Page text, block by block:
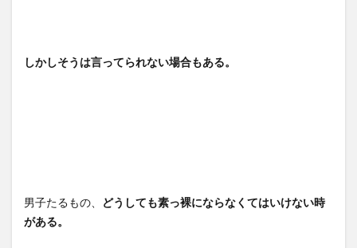
しかしそうは言ってられない場合もある。
男子たるもの、
どうしても素っ裸にならなくてはいけない時
がある。